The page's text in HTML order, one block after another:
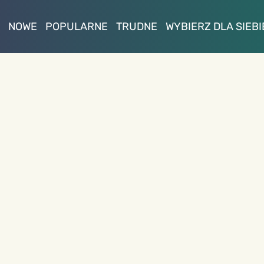
NOWE POPULARNE TRUDNE WYBIERZ DLA